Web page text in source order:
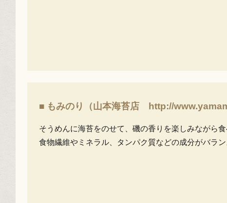
■ もみのり（山本海苔店 http://
そうめんに海苔をのせて、磯の香りを楽しみながら
食物繊維やミネラル、タンパク質などの成分がバラン